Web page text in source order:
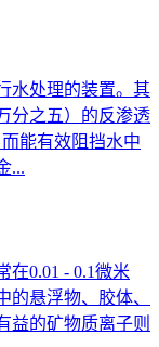
水处理的装置。其
分之五）的反渗透
能有效阻挡水中
...
在0.01 - 0.1微米
的悬浮物、胶体、
益的矿物质离子则